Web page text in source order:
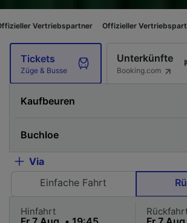
Offizieller Vertriebspartner
Tickets
Züge & Busse
Unterkünfte
Booking.com
Via
Einfache Fahrt
Hinfahrt